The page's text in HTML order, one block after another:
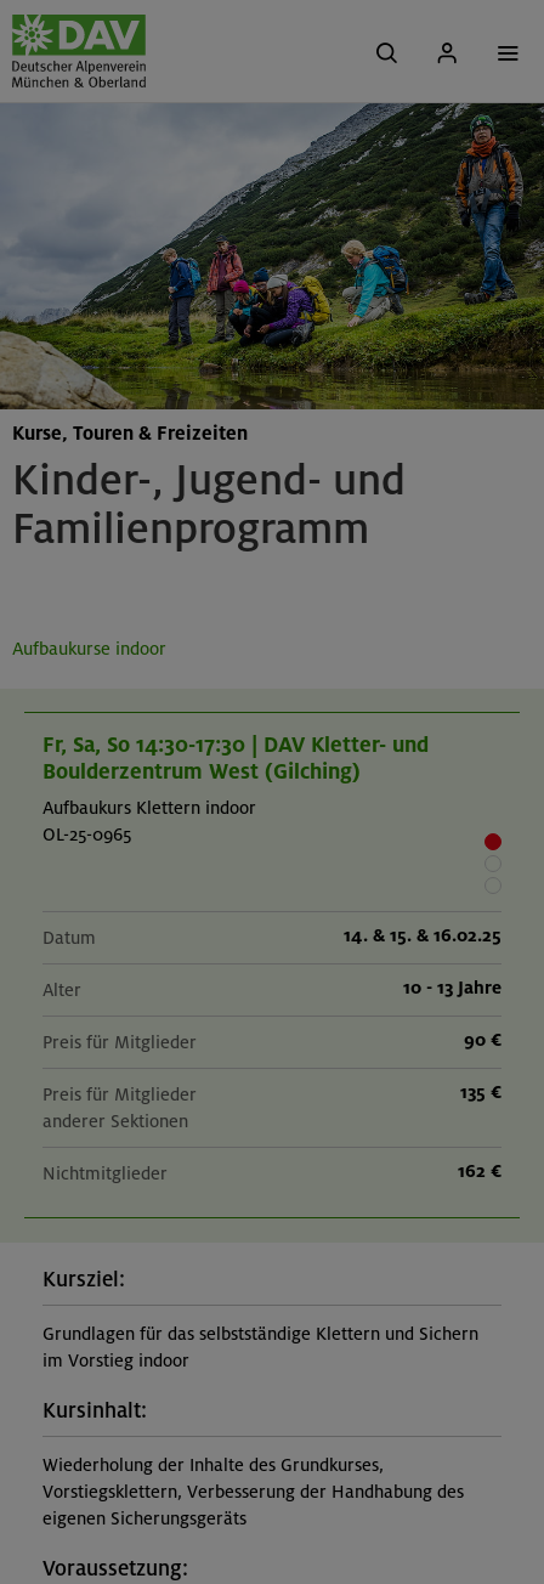
Kinder-, Jugend- und
Familienprogramm
Kurse, Touren & Freizeiten
Aufbaukurse indoor
Fr, Sa, So 14:30-17:30 | DAV Kletter- und
Boulderzentrum West (Gilching)
Aufbaukurs Klettern indoor
OL-25-0965
Datum 14. & 15. & 16.02.25
Alter 10 - 13 Jahre
Preis für Mitglieder 90 €
Preis für Mitglieder
anderer Sektionen
135 €
Nichtmitglieder 162 €
Kursziel:
Grundlagen für das selbstständige Klettern und Sichern
im Vorstieg indoor
Kursinhalt:
Wiederholung der Inhalte des Grundkurses,
Vorstiegsklettern, Verbesserung der Handhabung des
eigenen Sicherungsgeräts
Voraussetzung: